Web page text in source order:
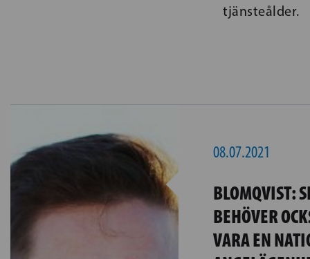
tjänsteålder.
08.07.2021
BLOMQVIST:
BEHÖVER
VARA EN